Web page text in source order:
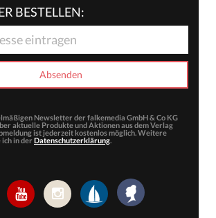
BESTELLEN:
Newsletter der falkemedia GmbH & Co KG
aktuelle Produkte und Aktionen aus dem Verlag
ist jederzeit kostenlos möglich. Weitere
in der Datenschutzerklärung.